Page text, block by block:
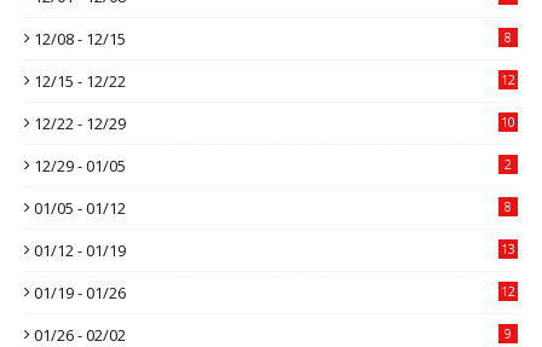
12/08 - 12/15 8
12/15 - 12/22 12
12/22 - 12/29 10
12/29 - 01/05 2
01/05 - 01/12 8
01/12 - 01/19 13
01/19 - 01/26 12
01/26 - 02/02 9